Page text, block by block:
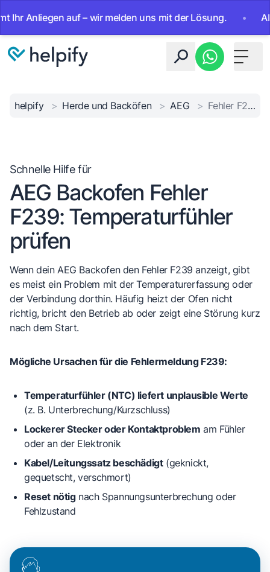
auf – wir melden uns mit der Lösung. • Ab
Toggle
helpify > Herde und Backöfen > AEG > Fehler F239 Backofen
Schnelle Hilfe für
AEG Backofen Fehler
F239: Temperaturfühler
prüfen
Wenn dein AEG Backofen den Fehler F239 anzeigt, gibt
es meist ein Problem mit der Temperaturerfassung oder
der Verbindung dorthin. Häufig heizt der Ofen nicht
richtig, bricht den Betrieb ab oder zeigt eine Störung kurz
nach dem Start.
Mögliche Ursachen für die Fehlermeldung F239:
Temperaturfühler (NTC) liefert unplausible Werte
(z. B. Unterbrechung/Kurzschluss)
Lockerer Stecker oder Kontaktproblem am Fühler
oder an der Elektronik
Kabel/Leitungssatz beschädigt(geknickt,
gequetscht, verschmort)
Reset nötignach Spannungsunterbrechung oder
Fehlzustand